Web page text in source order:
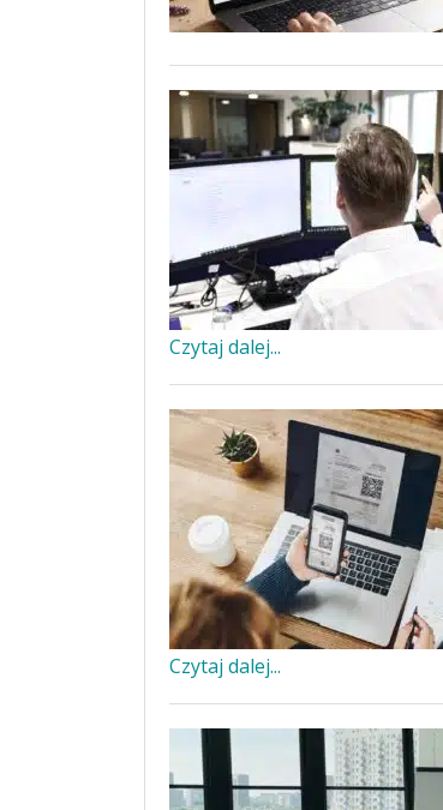
Czytaj dalej...
Czytaj dalej...